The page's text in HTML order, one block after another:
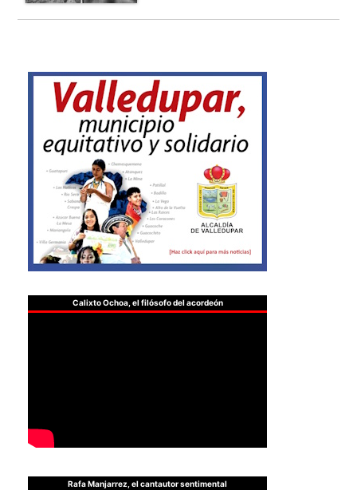
Calixto Ochoa, el filósofo del acordeón
Rafa Manjarrez, el cantautor sentimental